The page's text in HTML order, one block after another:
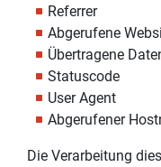
Referrer
Abgerufene
Übertragene
Statuscode
User Agent
Abgerufener
Die Verarbeitung